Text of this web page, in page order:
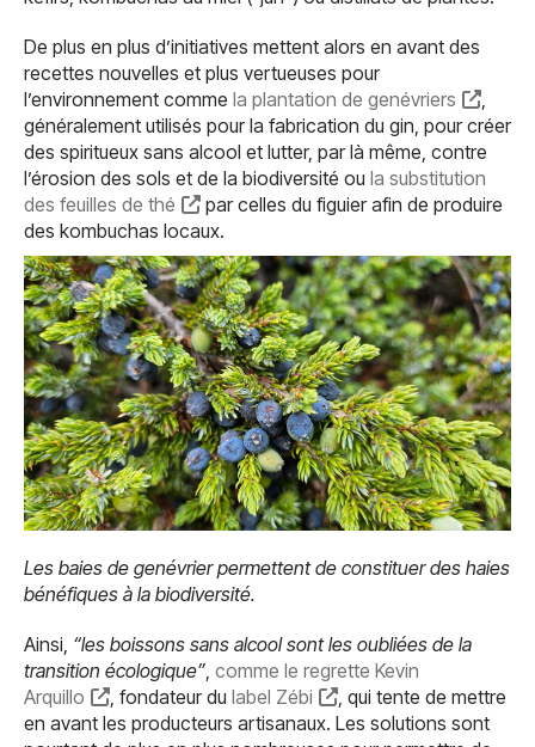
De plus en plus d’initiatives mettent alors en avant des
recettes nouvelles et plus vertueuses pour
l’environnement comme la plantation de genévriers
généralement utilisés pour la fabrication du gin, pour créer
des spiritueux sans alcool et lutter, par là même, contre
l’érosion des sols et de la biodiversité ou la substitution
des feuilles de thé
par celles du figuier afin de produire
des kombuchas locaux.
Les baies de genévrier permettent de constituer des haies
bénéfiques à la biodiversité.
Ainsi, “les boissons sans alcool sont les oubliées de la
transition écologique” comme le regrette Kevin
Arquillo
, fondateur du label Zébi
, qui tente de mettre
en avant les producteurs artisanaux. Les solutions sont